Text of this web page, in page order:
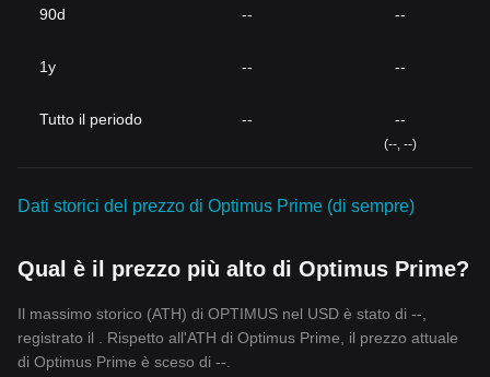
90d -- --
1y -- --
Tutto il periodo -- --
(--, --)
Dati storici del prezzo di Optimus Prime (di sempre)
Qual è il prezzo più alto di Optimus Prime?
Il massimo storico (ATH) di OPTIMUS nel USD è stato di --,
registrato il . Rispetto all'ATH di Optimus Prime, il prezzo attuale
di Optimus Prime è sceso di --.